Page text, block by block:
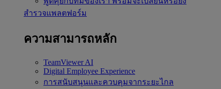
สำรวจแพลตฟอร์ม
ความสามารถหลัก
TeamViewer AI
Digital Employee Experience
การสนับสนุนและควบคุมจากระยะไกล